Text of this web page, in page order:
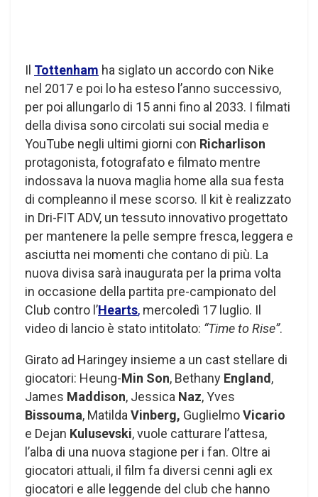
Il Tottenham ha siglato un accordo con Nike
nel 2017 e poi lo ha esteso l’anno successivo,
per poi allungarlo di 15 anni fino al 2033. I filmati
della divisa sono circolati sui social media e
YouTube negli ultimi giorni con Richarlison
protagonista, fotografato e filmato mentre
indossava la nuova maglia home alla sua festa
di compleanno il mese scorso. Il kit è realizzato
in Dri-FIT ADV, un tessuto innovativo progettato
per mantenere la pelle sempre fresca, leggera e
asciutta nei momenti che contano di più. La
nuova divisa sarà inaugurata per la prima volta
in occasione della partita pre-campionato del
Club contro l’Hearts, mercoledì 17 luglio. Il
video di lancio è stato intitolato: “Time to Rise”.
Girato ad Haringey insieme a un cast stellare di
giocatori: Heung-Min Son, Bethany England,
James Maddison, Jessica Naz, Yves
Bissouma, Matilda Vinberg, GuglielmoVicario
e Dejan Kulusevski, vuole catturare l’attesa,
l’alba di una nuova stagione per i fan. Oltre ai
giocatori attuali, il film fa diversi cenni agli ex
giocatori e alle leggende del club che hanno